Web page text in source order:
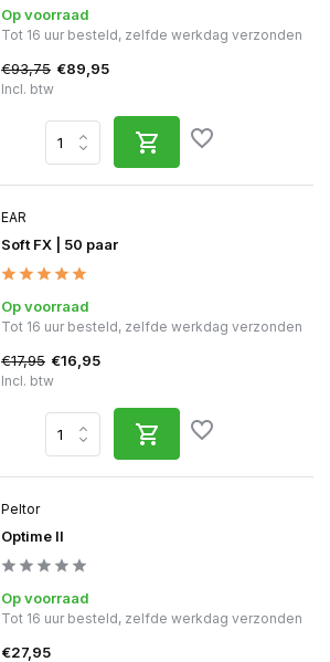
Op voorraad
Tot 16 uur besteld, zelfde werkdag verzonden
€93,75 €89,95
Incl. btw
EAR
Soft FX | 50 paar
Op voorraad
Tot 16 uur besteld, zelfde werkdag verzonden
€17,95 €16,95
Incl. btw
Peltor
Optime II
Op voorraad
Tot 16 uur besteld, zelfde werkdag verzonden
€27,95